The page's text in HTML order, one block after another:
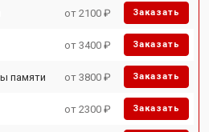
от 2100 ₽ Заказать
от 3400 ₽ Заказать
памяти от 3800 ₽ Заказать
от 2300 ₽ Заказать